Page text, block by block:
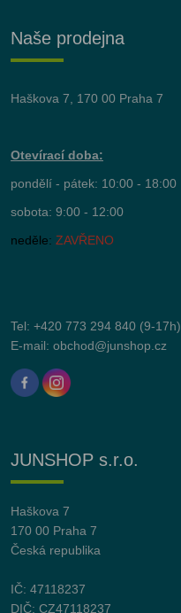
Naše prodejna
Haškova 7, 170 00 Praha 7
Otevírací doba:
pondělí - pátek: 10:00 - 18:00
sobota: 9:00 - 12:00
neděle: ZAVŘENO
Tel: +420 773 294 840 (9-17h)
E-mail: obchod@junshop.cz
JUNSHOP s.r.o.
Haškova 7
170 00 Praha 7
Česká republika
IČ: 47118237
DIČ: CZ47118237